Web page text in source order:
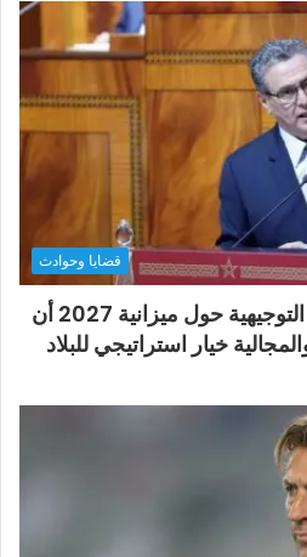
قضايا وحوادث
أخنوش يؤكد في المذكرة التوجيهية حول ميزانية 2027 أن
خيار استراتيجي للبلاد